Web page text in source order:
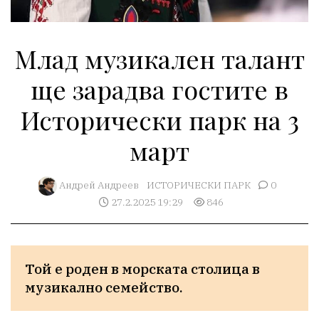
Млад музикален талант
ще зарадва гостите в
Исторически парк на 3
март
Aндрей Андреев ИСТОРИЧЕСКИ ПАРК
0
27.2.2025 19:29
846
Той е роден в морската столица в
музикално семейство.